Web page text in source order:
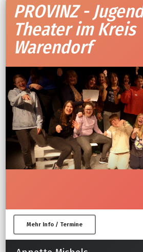
PROVINZ -
Theater im Kreis
Warendorf
Mehr Info / Termine